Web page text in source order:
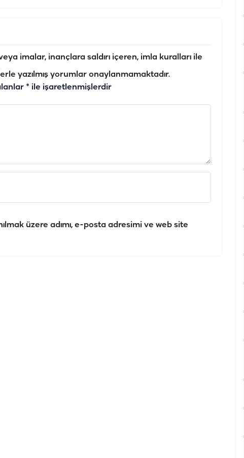
imalar, inançlara saldırı içeren, imla kuralları ile
yazılmış yorumlar onaylanmamaktadır.
* ile işaretlenmişlerdir
üzere adımı, e-posta adresimi ve web site